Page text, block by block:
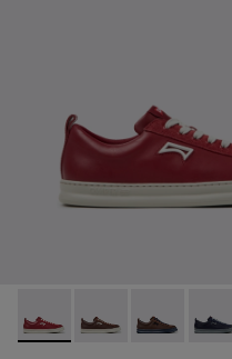
Runner - K101052-011 -
Runner - K101052-
Runner -